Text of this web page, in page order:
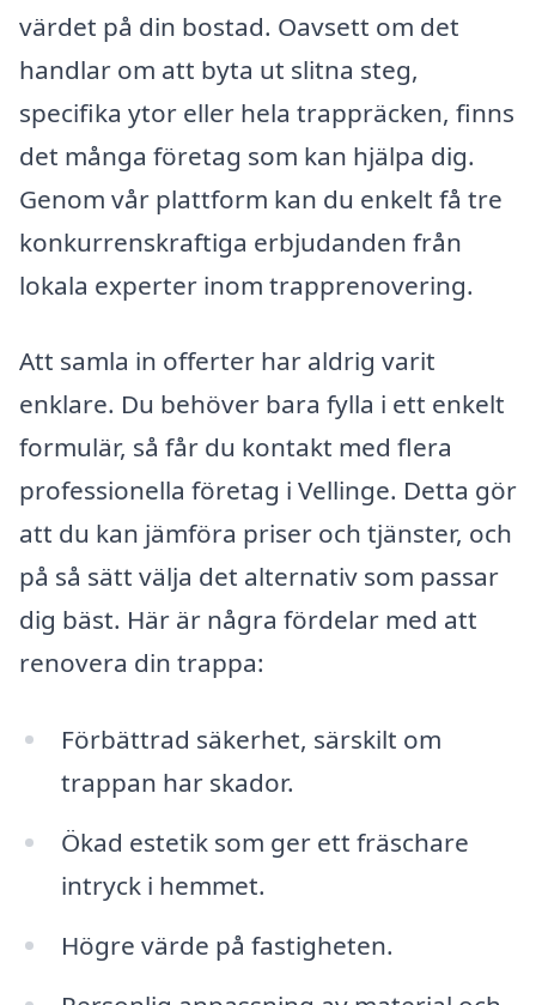
värdet på din bostad. Oavsett om det
handlar om att byta ut slitna steg,
specifika ytor eller hela trappräcken, finns
det många företag som kan hjälpa dig.
Genom vår plattform kan du enkelt få tre
konkurrenskraftiga erbjudanden från
lokala experter inom trapprenovering.
Att samla in offerter har aldrig varit
enklare. Du behöver bara fylla i ett enkelt
formulär, så får du kontakt med flera
professionella företag i Vellinge. Detta gör
att du kan jämföra priser och tjänster, och
på så sätt välja det alternativ som passar
dig bäst. Här är några fördelar med att
renovera din trappa:
Förbättrad säkerhet, särskilt om
trappan har skador.
Ökad estetik som ger ett fräschare
intryck i hemmet.
Högre värde på fastigheten.